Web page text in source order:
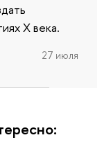
X века.
27 июля